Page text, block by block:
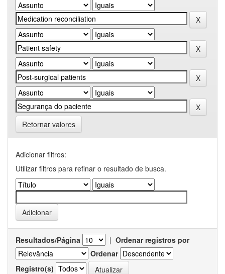
Retornar valores
Adicionar filtros:
Utilizar filtros para refinar o resultado de busca.
Resultados/Página | Ordenar registros por
Ordenar
Registro(s)